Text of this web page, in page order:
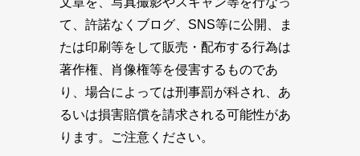
て、許諾なくブログ、SNS等に公開、ま
たは印刷等をして販売・配布する行為は
著作権、肖像権等を侵害するものであ
り、場合によっては刑事罰が科され、あ
るいは損害賠償を請求される可能性があ
ります。ご注意ください。